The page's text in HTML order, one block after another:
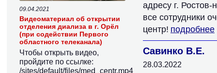
адресу г.
все сотрудники
центр! подробнее
Савинко В.Е.
28.03.2022
09.04.2021
Видеоматериал об открытии
отделения диализа в г. Орёл
(при содействии Первого
областного телеканала)
Чтобы открыть видео,
пройдите по ссылке:
/sites/default/files/med_centr.mp4